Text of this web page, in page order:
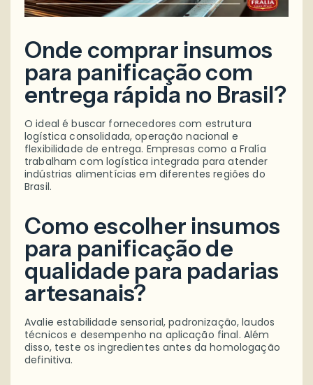
Onde comprar insumos
para panificação com
entrega rápida no Brasil?
O ideal é buscar fornecedores com estrutura
logística consolidada, operação nacional e
flexibilidade de entrega. Empresas como a Fralía
trabalham com logística integrada para atender
indústrias alimentícias em diferentes regiões do
Brasil.
Como escolher insumos
para panificação de
qualidade para padarias
artesanais?
Avalie estabilidade sensorial, padronização, laudos
técnicos e desempenho na aplicação final. Além
disso, teste os ingredientes antes da homologação
definitiva.